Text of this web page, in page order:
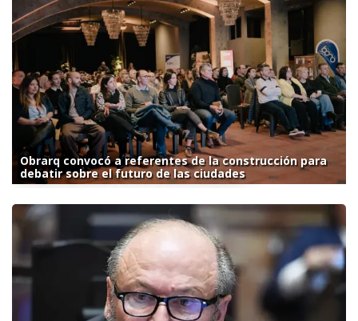
Obrarq convocó a referentes de la construcción para
debatir sobre el futuro de las ciudades